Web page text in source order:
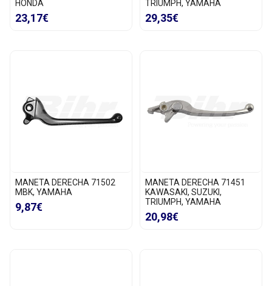
HONDA
23,17€
TRIUMPH, YAMAHA
29,35€
MANETA DERECHA 71502
MBK, YAMAHA
9,87€
MANETA DERECHA 71451
KAWASAKI, SUZUKI,
TRIUMPH, YAMAHA
20,98€